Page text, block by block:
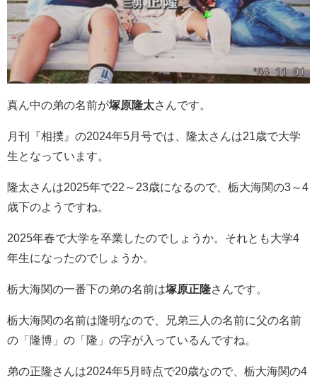
真ん中の弟の名前が塚原隆太さんです。
月刊『相撲』の2024年5月号では、隆太さんは21歳で大学
生となっています。
隆太さんは2025年で22～23歳になるので、栃大海関の3～4
歳下のようですね。
2025年春で大学を卒業したのでしょうか。それとも大学4
年生になったのでしょうか。
栃大海関の一番下の弟の名前は塚原正隆さんです。
栃大海関の名前は隆明なので、兄弟三人の名前に父の名前
の「隆博」の「隆」の字が入っているんですね。
弟の正隆さんは2024年5月時点で20歳なので、栃大海関の4